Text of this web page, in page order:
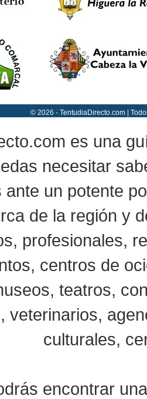
© 2026 - TentudiaDirecto.com |
es una
necesitar
ante un potente
de la región y
profesionales,
centros de
teatros,
veterinarios,
culturales,
encontrar